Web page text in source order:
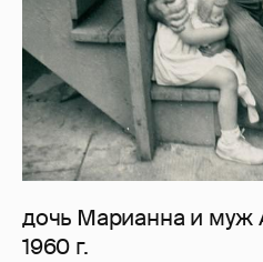
дочь Марианна и муж
1960 г.